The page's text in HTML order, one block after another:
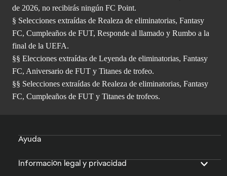
de 2026, no recibirás ningún FC Point.
§ Selecciones extraídas de Realeza de eliminatorias, Fantasy
FC, Cumpleaños de FUT, Responde al llamado y Rumbo a la
final de la UEFA.
§§ Elecciones extraídas de Leyenda de eliminatorias, Fantasy
FC, Aniversario de FUT y Titanes de trofeo.
§§ Selecciones extraídas de Realeza de eliminatorias, Fantasy
FC, Cumpleaños de FUT y Titanes de trofeos.
Ayuda
Información legal y privacidad